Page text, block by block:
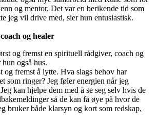
og mentor. Det var en berikende tid som
jeg vil drive med, sier hun entusiastisk.
og healer
og fremst en spirituell rådgiver, coach og
også hus.
og fremst å lytte. Hva slags behov har
som ringer? Jeg føler energien når jeg
kan hjelpe dem med å se seg selv hvis de
så de kan få øye på hvor de
bruker både klarsyn og kort som redskap,